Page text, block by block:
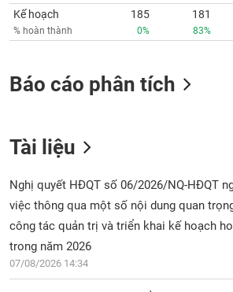
Kế hoạch
% hoàn thành
185
0%
181
83%
Báo cáo phân tích
Tài liệu
Nghị quyết HĐQT số 06/2026/NQ-HĐQT
việc thông qua một số nội dung quan
công tác quản trị và triển khai kế hoạch
trong năm 2026
07/08/2026 14:34